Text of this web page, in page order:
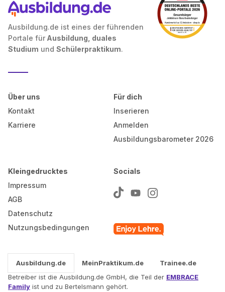
Ausbildung.de ist eines der führenden
Portale für Ausbildung, duales
Studium und Schülerpraktikum.
Über uns
Kontakt
Karriere
Für dich
Inserieren
Anmelden
Ausbildungsbarometer 2026
Kleingedrucktes
Impressum
AGB
Datenschutz
Nutzungsbedingungen
Socials
Ausbildung.de MeinPraktikum.de
Trainee.de
Betreiber ist die Ausbildung.de GmbH, die Teil der EMBRACE
Family ist und zu Bertelsmann gehört.